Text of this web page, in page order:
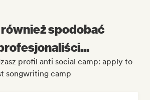
również spodobać
profil anti social camp: apply to
songwriting camp